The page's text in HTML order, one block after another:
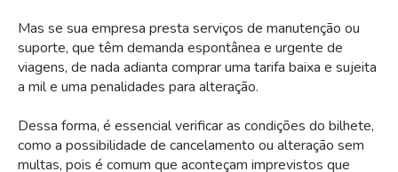
Mas se sua empresa presta serviços de manutenção ou
suporte, que têm demanda espontânea e urgente de
viagens, de nada adianta comprar uma tarifa baixa e sujeita
a mil e uma penalidades para alteração.
Dessa forma, é essencial verificar as condições do bilhete,
como a possibilidade de cancelamento ou alteração sem
multas, pois é comum que aconteçam imprevistos que